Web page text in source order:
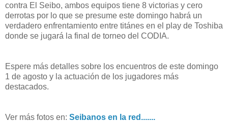
contra El Seibo, ambos equipos tiene 8 victorias y cero
derrotas por lo que se presume este domingo habrá un
verdadero enfrentamiento entre titánes en el play de Toshiba
donde se jugará la final de torneo del CODIA.
Espere más detalles sobre los encuentros de este domingo
1 de agosto y la actuación de los jugadores más
destacados.
Ver más fotos en: Seibanos en la red.......